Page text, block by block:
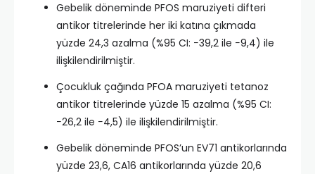
Gebelik döneminde PFOS maruziyeti difteri
antikor titrelerinde her iki katına çıkmada
yüzde 24,3 azalma (%95 CI: −39,2 ile −9,4) ile
ilişkilendirilmiştir.
Çocukluk çağında PFOA maruziyeti tetanoz
antikor titrelerinde yüzde 15 azalma (%95 CI:
−26,2 ile −4,5) ile ilişkilendirilmiştir.
Gebelik döneminde PFOS’un EV71 antikorlarında
yüzde 23,6, CA16 antikorlarında yüzde 20,6